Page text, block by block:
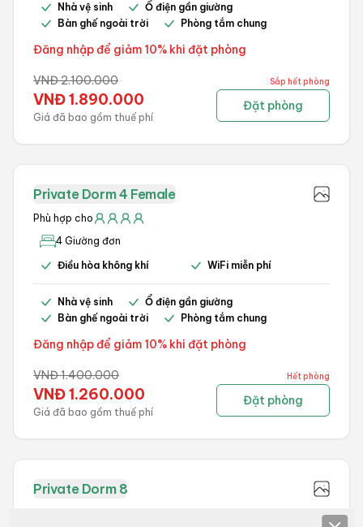
Nhà vệ sinh
Ổ điện gần giường
Bàn ghế ngoài trời
Phòng tắm chung
Đăng nhập để giảm 10% khi đặt phòng
VNĐ2.100.000
VNĐ1.890.000
Giá đã bao gồm thuế phí
Sắp hết phòng
Đặt phòng
Private Dorm 4 Female
Phù hợp cho
4 Giường đơn
Điều hòa không khí
WiFi miễn phí
Nhà vệ sinh
Ổ điện gần giường
Bàn ghế ngoài trời
Phòng tắm chung
Đăng nhập để giảm 10% khi đặt phòng
VNĐ1.400.000
VNĐ1.260.000
Giá đã bao gồm thuế phí
Hết phòng
Đặt phòng
Private Dorm 8